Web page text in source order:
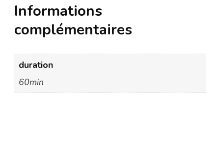
Informations
complémentaires
duration
60min